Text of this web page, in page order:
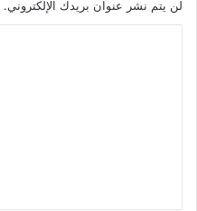
لن يتم نشر عنوان بريدك الإلكتروني.